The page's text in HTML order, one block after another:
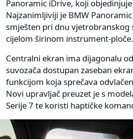
Panoramic iDrive, koji
Najzanimljiviji je BMW
smješten pri dnu vjetrobranskog
cijelom širinom instrument-ploče.
Centralni ekran ima dijagonalu
suvozača dostupan zaseban
funkcijom koja sprečava
Novi upravljač preuzet je s
Serije 7 te koristi haptičke